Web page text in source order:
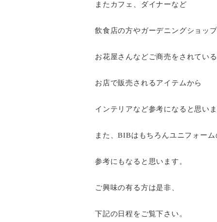
またカフェ、ダイナーなど
飲食店の方やガーデニングショップ
お花屋さんなどご商売をされてい
お店で販売されるアイテムから
インテリアなど参考になると思いま
また、BIBはもちろんユニフォーム
参考にもなると思います。
ご興味の有る方は是非、
下記の日程をご覧下さい。